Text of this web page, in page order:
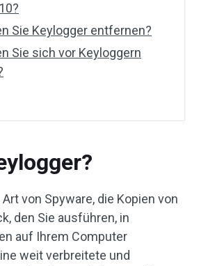
Sie Keylogger entfernen?
Sie sich vor Keyloggern
von Spyware, die Kopien von
den Sie ausführen, in
auf Ihrem Computer
weit verbreitete und